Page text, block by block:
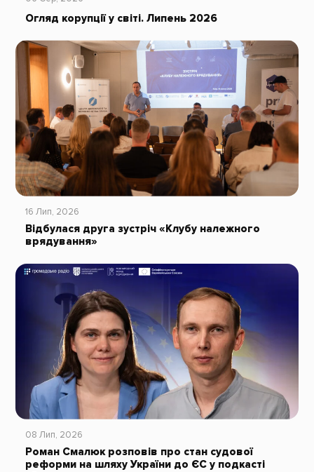
Огляд корупції у світі. Липень 2026
16 Лип, 2026
Відбулася друга зустріч «Клубу належного
врядування»
08 Лип, 2026
Роман Смалюк розповів про стан судової
реформи на шляху України до ЄС у подкасті